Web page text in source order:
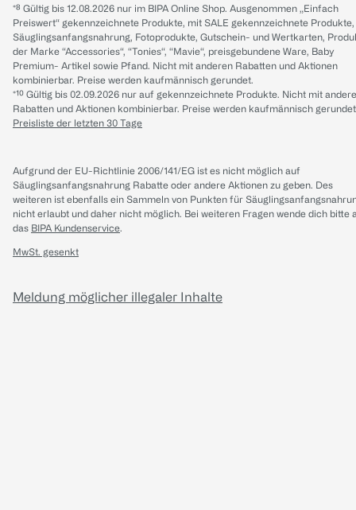
*⁸ Gültig bis 12.08.2026 nur im BIPA Online Shop. Ausgenommen „Einfach
Preiswert“ gekennzeichnete Produkte, mit SALE gekennzeichnete Produkte,
Säuglingsanfangsnahrung, Fotoprodukte, Gutschein- und Wertkarten,
der Marke “Accessories“, “Tonies“, “Mavie“, preisgebundene Ware, Baby
Premium- Artikel sowie Pfand. Nicht mit anderen Rabatten und Aktionen
kombinierbar. Preise werden kaufmännisch gerundet.
*¹⁰ Gültig bis 02.09.2026 nur auf gekennzeichnete Produkte. Nicht mit
Rabatten und Aktionen kombinierbar. Preise werden kaufmännisch
Preisliste der letzten 30 Tage
Aufgrund der EU-Richtlinie 2006/141/EG ist es nicht möglich auf
Säuglingsanfangsnahrung Rabatte oder andere Aktionen zu geben. Des
weiteren ist ebenfalls ein Sammeln von Punkten für
nicht erlaubt und daher nicht möglich. Bei weiteren Fragen wende dich bitte
das BIPA Kundenservice.
MwSt. gesenkt
Meldung möglicher illegaler Inhalte